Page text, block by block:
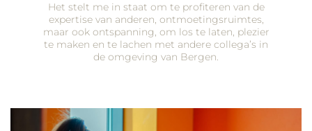
Het stelt me in staat om te profiteren van de
expertise van anderen, ontmoetingsruimtes,
maar ook ontspanning, om los te laten, plezier
te maken en te lachen met andere collega’s in
de omgeving van Bergen.